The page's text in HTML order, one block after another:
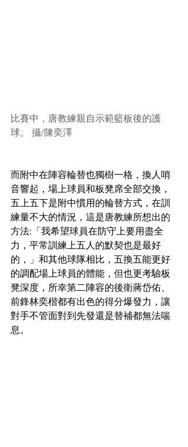
比賽中，唐教練親自示範籃板後的護
球。 攝/陳奕澤
而附中在陣容輪替也獨樹一格，換人哨
音響起，場上球員和板凳席全部交換，
五上五下是附中慣用的輪替方式，在訓
練量不大的情況，這是唐教練所想出的
方法:「我希望球員在防守上要用盡全
力，平常訓練上五人的默契也是最好
的，」和其他球隊相比，五換五能更好
的調配場上球員的體能，但也更考驗板
凳深度，所幸第二陣容的後衛蔣岱佑、
前鋒林奕楷都有出色的得分爆發力，讓
對手不管面對到先發還是替補都無法喘
息。